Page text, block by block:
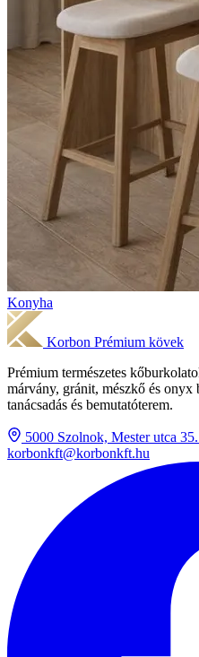
Konyha
Korbon Prémium kövek
Prémium természetes
márvány, gránit, mészkő és onyx
tanácsadás és bemutatóterem.
5000 Szolnok, Mester utca 35.
korbonkft@korbonkft.hu